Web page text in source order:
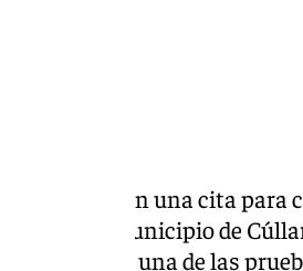
tienen una cita para
enero. El municipio de
secaderos”, una de las